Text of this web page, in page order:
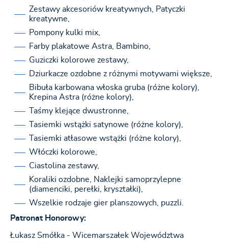
Zestawy akcesoriów kreatywnych, Patyczki
kreatywne,
Pompony kulki mix,
Farby plakatowe Astra, Bambino,
Guziczki kolorowe zestawy,
Dziurkacze ozdobne z różnymi motywami większe,
Bibuła karbowana włoska gruba (różne kolory),
Krepina Astra (różne kolory),
Taśmy klejące dwustronne,
Tasiemki wstążki satynowe (różne kolory),
Tasiemki atłasowe wstążki (różne kolory),
Włóczki kolorowe,
Ciastolina zestawy,
Koraliki ozdobne, Naklejki samoprzylepne
(diamenciki, perełki, kryształki),
Wszelkie rodzaje gier planszowych, puzzli.
Patronat Honorowy:
Łukasz Smółka - Wicemarszałek Województwa